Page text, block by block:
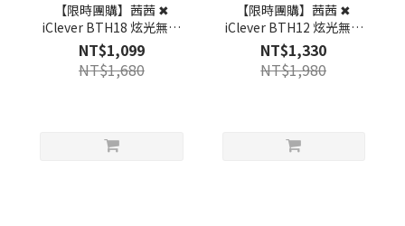
【限時團購】茜茜 ✖
iClever BTH18 炫光無線
兒童耳機
NT$1,099
NT$1,680
【限時團購】茜茜 ✖
iClever BTH12 炫光無線
兒童耳機
NT$1,330
NT$1,980